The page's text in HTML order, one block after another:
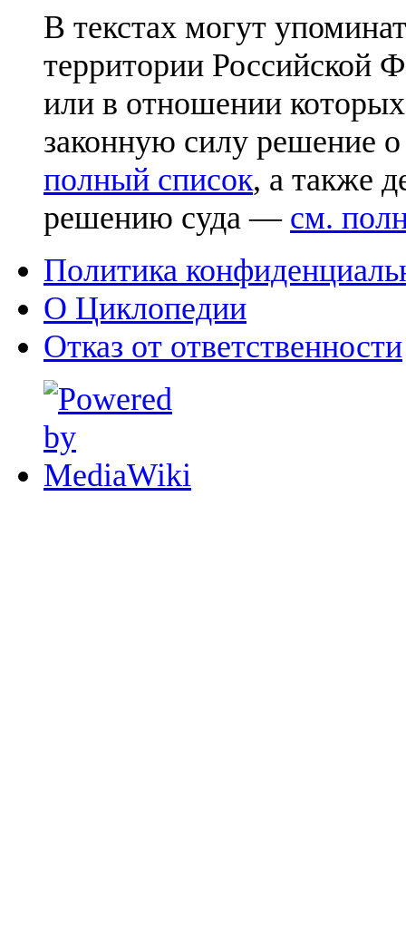
В текстах могут
территории Российской
или в отношении
законную силу решение
полный список, а также
решению суда — см.
Политика
О Циклопедии
Отказ от ответственности